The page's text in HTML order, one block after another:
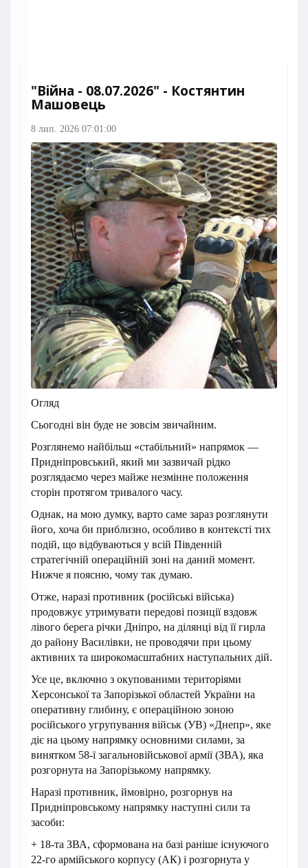
"Війна - 08.07.2026" - Костянтин
Машовець
8 лип. 2026 07:01:00
Огляд
Сьогодні він буде не зовсім звичайним.
Розглянемо найбільш «стабільний» напрямок —
Придніпровський, який ми зазвичай рідко
розглядаємо через майже незмінне положення
сторін протягом тривалого часу.
Однак, на мою думку, варто саме зараз розглянути
його, хоча би приблизно, особливо в контексті тих
подій, що відбуваються у всій Південній
стратегічній операційній зоні на даний момент.
Нижче я поясню, чому так думаю.
Отже, наразі противник (російські війська)
продовжує утримувати передові позиції вздовж
лівого берега річки Дніпро, на ділянці від її гирла
до району Василівки, не проводячи при цьому
активних та широкомасштабних наступальних дій.
Усе це, включно з окупованими територіями
Херсонської та Запорізької областей України на
оперативну глибину, є операційною зоною
російського угрупування військ (УВ) «Днепр», яке
діє на цьому напрямку основними силами, за
винятком 58-ї загальновійськової армії (ЗВА), яка
розгорнута на Запорізькому напрямку.
Наразі противник, ймовірно, розгорнув на
Придніпровському напрямку наступні сили та
засоби:
+ 18-та ЗВА, сформована на базі раніше існуючого
22-го армійського корпусу (АК) і розгорнута у